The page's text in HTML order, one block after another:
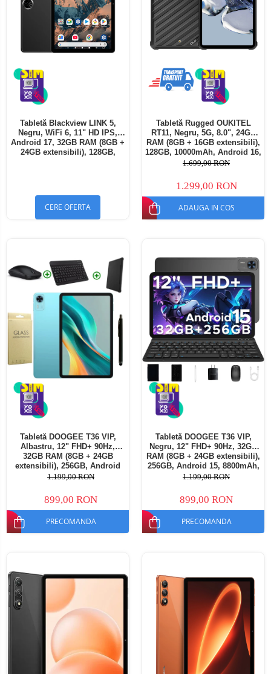
Tabletă Blackview LINK 5,
Negru, WiFi 6, 11" HD IPS,
Android 17, 32GB RAM (8GB +
24GB extensibili), 128GB,
CERE OFERTA
Tabletă Rugged OUKITEL
RT11, Negru, 5G, 8.0", 24GB
RAM (8GB + 16GB extensibili),
128GB, 10000mAh, Android 16,
Cameră 16MP AI, Dock
1.699,00 RON
1.299,00 RON
ADAUGA IN COS
Tabletă DOOGEE T36 VIP,
Albastru, 12" FHD+ 90Hz,
32GB RAM (8GB + 24GB
extensibili), 256GB, Android
15, 8800mAh, Dual SIM
1.199,00 RON
899,00 RON
PRECOMANDA
Tabletă DOOGEE T36 VIP,
Negru, 12" FHD+ 90Hz, 32GB
RAM (8GB + 24GB extensibili),
256GB, Android 15, 8800mAh,
Dual SIM
1.199,00 RON
899,00 RON
PRECOMANDA